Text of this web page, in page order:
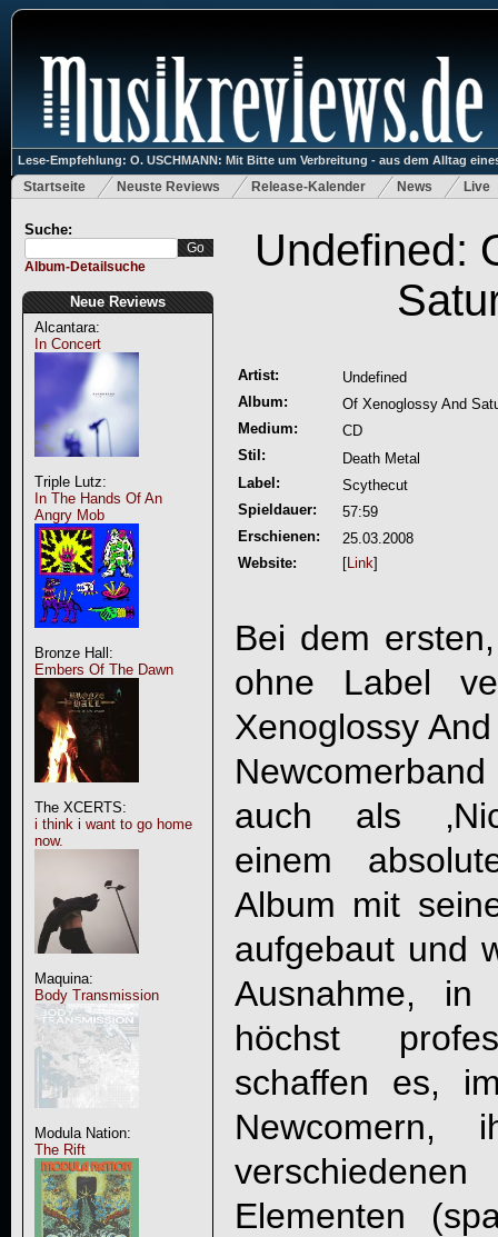
Lese-Empfehlung: O. USCHMANN: Mit Bitte um Verbreitung - aus dem Alltag
Startseite Neuste Reviews Release-Kalender News Live
Suche:
Album-Detailsuche
Neue Reviews
Alcantara:
In Concert
Triple Lutz:
In The Hands Of An
Angry Mob
Bronze Hall:
Embers Of The Dawn
The XCERTS:
i think i want to go home
now.
Maquina:
Body Transmission
Modula Nation:
The Rift
Undefined:
Artist:
Undefined
Album:
Of Xenoglossy And
Medium:
CD
Stil:
Death Metal
Label:
Scythecut
Spieldauer:
57:59
Erschienen:
25.03.2008
Website:
[Link]
Bei dem
ohne Label
Xenoglossy
Newcomerband
auch als
einem
Album mit
aufgebaut und
Ausnahme, in
höchst
schaffen es,
Elementen